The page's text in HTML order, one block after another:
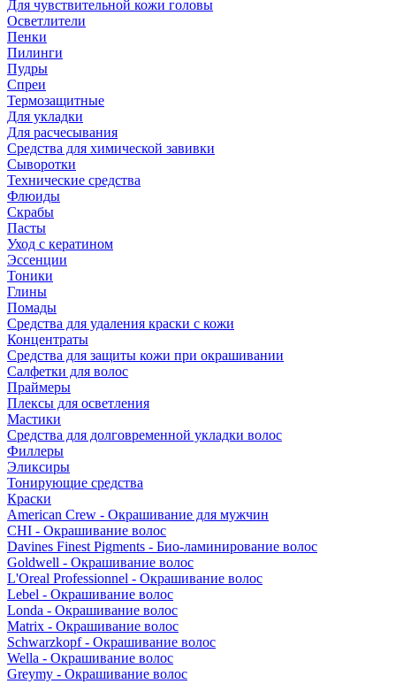
Для чувствительной кожи головы
Осветлители
Пенки
Пилинги
Пудры
Спреи
Термозащитные
Для укладки
Для расчесывания
Средства для химической завивки
Сыворотки
Технические средства
Флюиды
Скрабы
Пасты
Уход с кератином
Эссенции
Тоники
Глины
Помады
Средства для удаления краски с кожи
Концентраты
Средства для защиты кожи при окрашивании
Салфетки для волос
Праймеры
Плексы для осветления
Мастики
Средства для долговременной укладки волос
Филлеры
Эликсиры
Тонирующие средства
Краски
American Crew - Окрашивание для мужчин
CHI - Окрашивание волос
Davines Finest Pigments - Био-ламинирование волос
Goldwell - Окрашивание волос
L'Oreal Professionnel - Окрашивание волос
Lebel - Окрашивание волос
Londa - Окрашивание волос
Matrix - Окрашивание волос
Schwarzkopf - Окрашивание волос
Wella - Окрашивание волос
Greymy - Окрашивание волос